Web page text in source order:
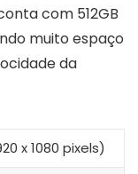
com 512GB
muito espaço
da
x 1080 pixels)